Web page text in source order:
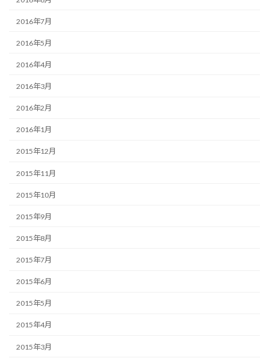
2016年7月
2016年5月
2016年4月
2016年3月
2016年2月
2016年1月
2015年12月
2015年11月
2015年10月
2015年9月
2015年8月
2015年7月
2015年6月
2015年5月
2015年4月
2015年3月